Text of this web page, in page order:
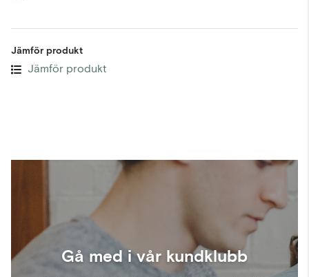
Jämför produkt
Jämför produkt
Gå med i vår kundklubb